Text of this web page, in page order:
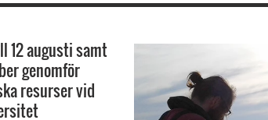
12 augusti samt
genomför
resurser vid